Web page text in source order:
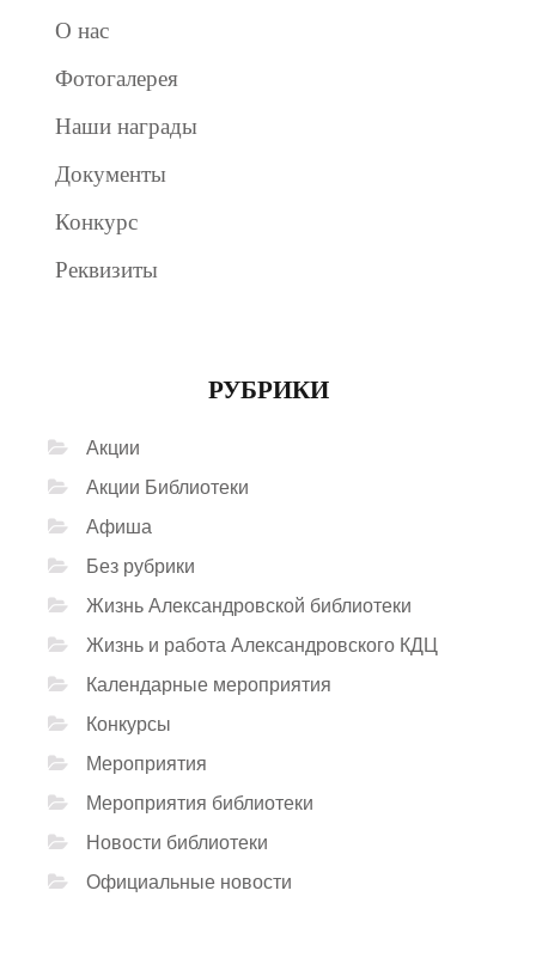
О нас
Фотогалерея
Наши награды
Документы
Конкурс
Реквизиты
РУБРИКИ
Акции
Акции Библиотеки
Афиша
Без рубрики
Жизнь Александровской библиотеки
Жизнь и работа Александровского КДЦ
Календарные мероприятия
Конкурсы
Мероприятия
Мероприятия библиотеки
Новости библиотеки
Официальные новости